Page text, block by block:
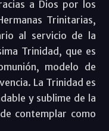
a Dios por los
Trinitarias,
al servicio de la
Trinidad, que es
modelo de
La Trinidad es
y sublime de la
contemplar como